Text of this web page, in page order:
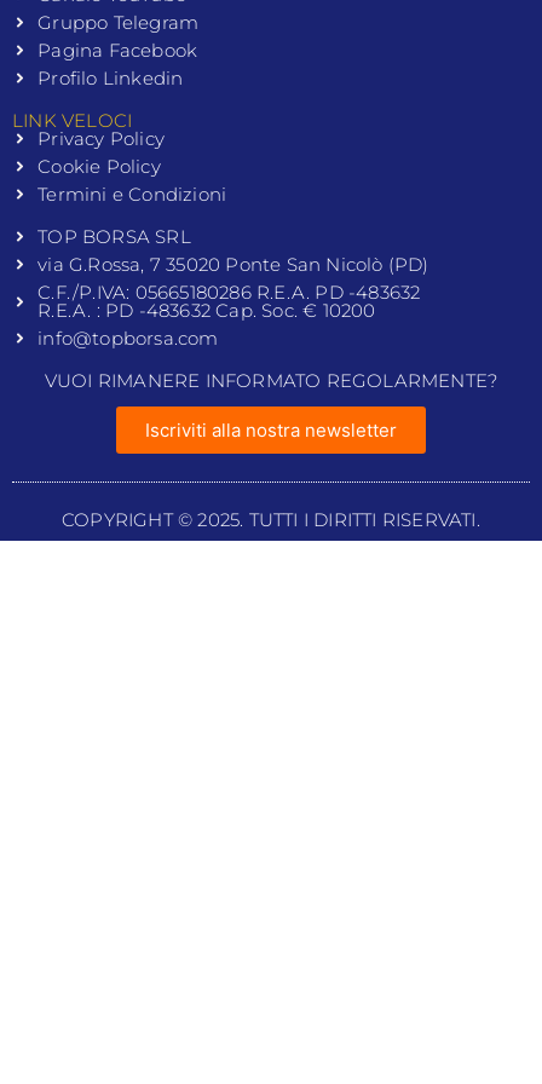
Gruppo Telegram
Pagina Facebook
Profilo Linkedin
LINK VELOCI
Privacy Policy
Cookie Policy
Termini e Condizioni
TOP BORSA SRL
via G.Rossa, 7 35020 Ponte San Nicolò (PD)
C.F./P.IVA: 05665180286 R.E.A. PD -483632
R.E.A. : PD -483632 Cap. Soc. € 10200
info@topborsa.com
VUOI RIMANERE INFORMATO REGOLARMENTE?
Iscriviti alla nostra newsletter
COPYRIGHT © 2025. TUTTI I DIRITTI RISERVATI.